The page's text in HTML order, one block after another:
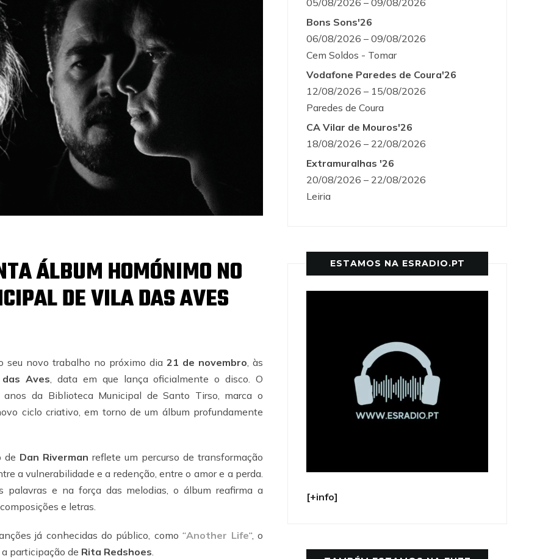
ÁLBUM HOMÓNIMO NO
DE VILA DAS AVES
seu novo trabalho no próximo dia 21 de novembro , às
Aves , data em que lança oficialmente o disco. O
da Biblioteca Municipal de Santo Tirso, marca o
ciclo criativo, em torno de um álbum profundamente
de Dan Riverman reflete um percurso de transformação
a vulnerabilidade e a redenção, entre o amor e a perda.
palavras e na força das melodias, o álbum reafirma a
e letras.
já conhecidas do público, como “Another Life“, o
participação de Rita Redshoes
05/08/2026 – 09/08/2026
Bons Sons'26
06/08/2026 – 09/08/2026
Cem Soldos - Tomar
Vodafone Paredes de Coura'26
12/08/2026 – 15/08/2026
Paredes de Coura
CA Vilar de Mouros'26
18/08/2026 – 22/08/2026
Extramuralhas '26
20/08/2026 – 22/08/2026
Leiria
ESTAMOS NA ESRADIO.PT
[+info]